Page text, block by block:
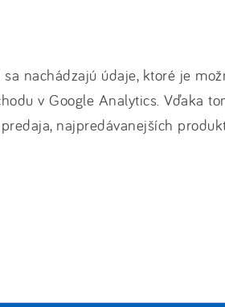
nachádzajú údaje, ktoré je
v Google Analytics. Vďaka
najpredávanejších